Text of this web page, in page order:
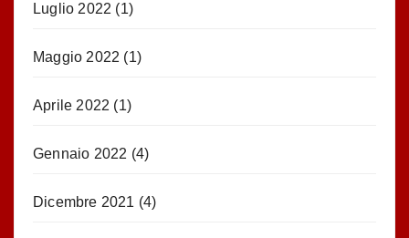
Luglio 2022 (1)
Maggio 2022 (1)
Aprile 2022 (1)
Gennaio 2022 (4)
Dicembre 2021 (4)